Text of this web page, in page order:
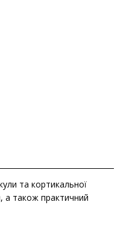
та кортикальної
а також практичний